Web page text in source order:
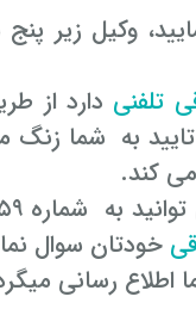
وکیل زیر
تلفنی دارد از
به شما زنگ
کند.
خودتان سوال